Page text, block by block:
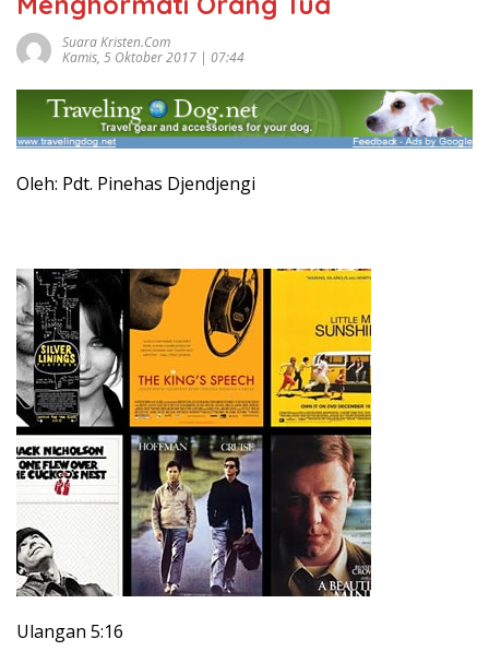
Suara Kristen.com
Kamis, 5 Oktober 2017 | 07:44
Oleh: Pdt. Pinehas Djendjengi
Ulangan 5:16